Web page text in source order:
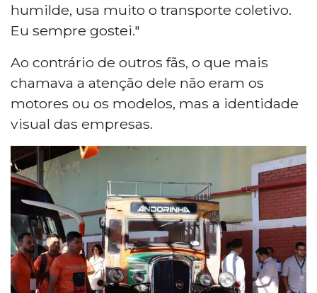
humilde, usa muito o transporte coletivo.
Eu sempre gostei."
Ao contrário de outros fãs, o que mais
chamava a atenção dele não eram os
motores ou os modelos, mas a identidade
visual das empresas.